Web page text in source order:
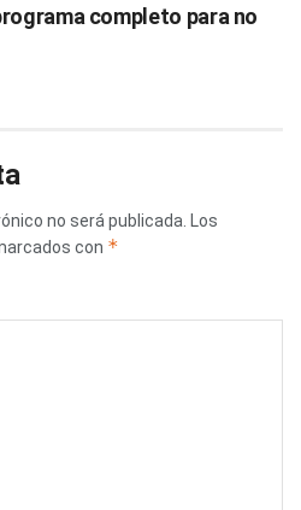
completo para no
no será publicada.
Los
con *